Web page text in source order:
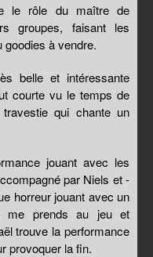
le rôle du maître de
groupes, faisant les
goodies à vendre.
belle et intéressante
courte vu le temps de
travestie qui chante un
jouant avec les
par Niels et -
horreur jouant avec un
me prends au jeu et
trouve la performance
provoquer la fin.